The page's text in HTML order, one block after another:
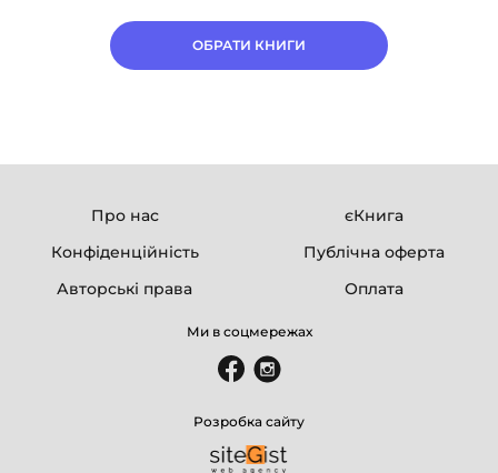
ОБРАТИ КНИГИ
Про нас
єКнига
Конфіденційність
Публічна оферта
Авторські права
Оплата
Ми в соцмережах
Розробка сайту